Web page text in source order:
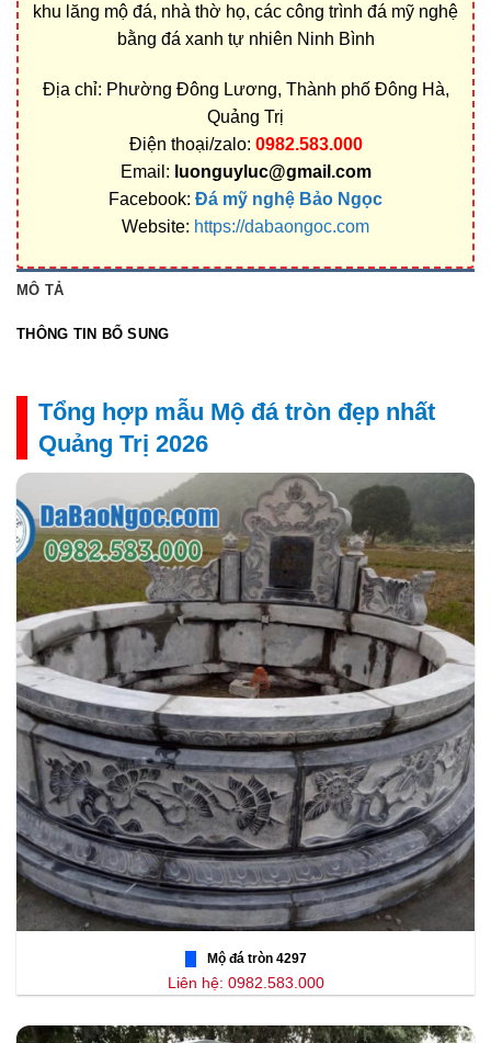
khu lăng mộ đá, nhà thờ họ, các công trình đá mỹ nghệ
bằng đá xanh tự nhiên Ninh Bình
Địa chỉ: Phường Đông Lương, Thành phố Đông Hà,
Quảng Trị
Điện thoại/zalo: 0982.583.000
Email: luonguyluc@gmail.com
Facebook: Đá mỹ nghệ Bảo Ngọc
Website: https://dabaongoc.com
MÔ TẢ
THÔNG TIN BỔ SUNG
Tổng hợp mẫu Mộ đá tròn đẹp nhất
Quảng Trị 2026
Mộ đá tròn 4297
Liên hệ: 0982.583.000